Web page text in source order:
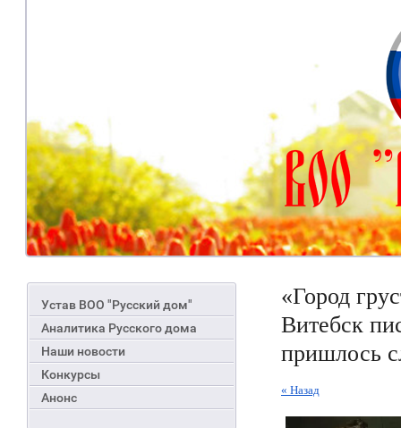
Устав ВОО "Русский дом"
Аналитика Русского дома
Наши новости
Конкурсы
Анонс
«Город
Витебск
пришлось
« Назад